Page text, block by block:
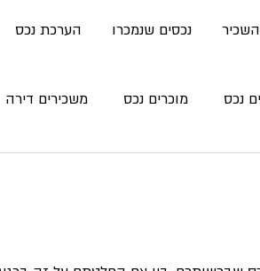
נכסים שנמכרו הערכת נכס
נכס מוכרים נכס משכירים דירה